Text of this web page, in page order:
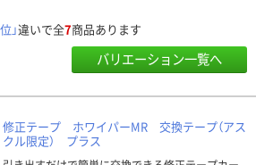
」違いで全7商品あります
バリエーション一覧へ
修正テープ ホワイパーMR 交換テープ（アス
クル限定） プラス